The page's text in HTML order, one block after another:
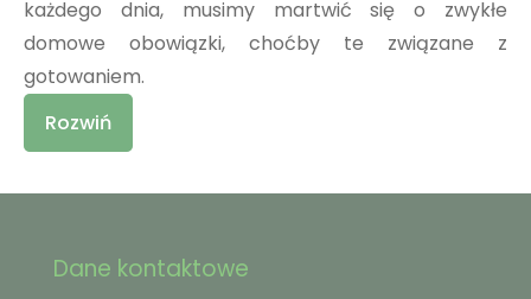
każdego dnia, musimy martwić się o zwykłe
domowe obowiązki, choćby te związane z
gotowaniem.
Rozwiń
Dane kontaktowe